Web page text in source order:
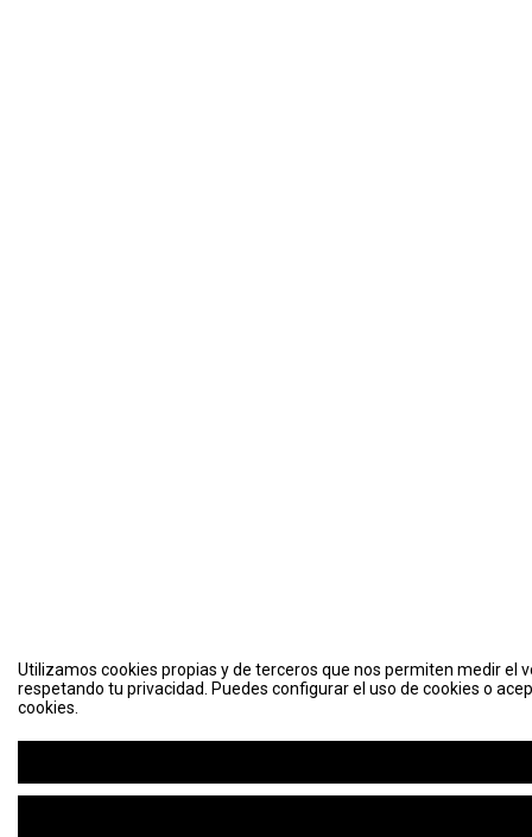
Utilizamos cookies propias y de terceros que nos permiten medir el
respetando tu privacidad. Puedes configurar el uso de cookies o
cookies.